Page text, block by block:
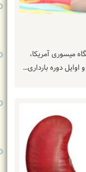
میسوری آمریکا،
دوره بارداری…